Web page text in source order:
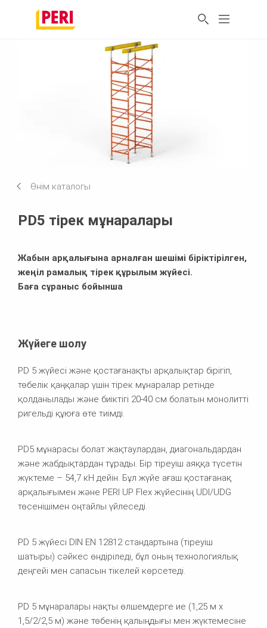
Өнім каталогы
PD5 тірек мұнаралары
Жабын арқалығына арналған шешімі біріктірілген,
жеңіл рамалық тірек құрылым жүйесі.
Баға сұраныс бойынша
Жүйеге шолу
PD 5 жүйесі және қостағанақты арқалықтар бірігіп,
төбелік қаңқалар үшін тірек мұнаралар ретінде
қолданылады және биіктігі 20-40 см болатын монолитті
ригельді құюға өте тиімді.
PD5 мұнарасы болат жақтаулардан, диагональдардан
және жабдықтардан тұрады. Бір тіреуіш аяққа түсетін
жүктеме – 54,7 кН дейін. Бұл жүйе ағаш қостағанақ
арқалығымен және PERI UP Flex жүйесінің UDI/UDG
төсенішімен оңтайлы үйлеседі.
PD 5 жүйесі DIN EN 12812 стандартына (тіреуіш
шатыры) сәйкес өндіріледі, бұл оның технологиялық
деңгейі мен сапасын тікелей көрсетеді.
PD 5 мұнаралары нақты өлшемдерге ие (1,25 м х
1,5/2/2,5 м) және төбенің қалыңдығы мен жүктемесіне